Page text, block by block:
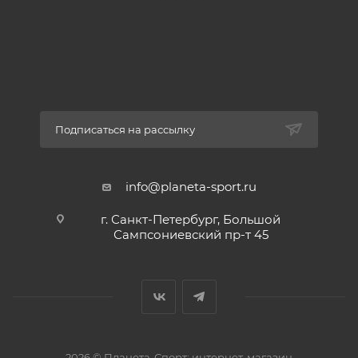
Подписаться на рассылку
info@planeta-sport.ru
г. Санкт-Петербург, Большой
Сампсониевский пр-т 45